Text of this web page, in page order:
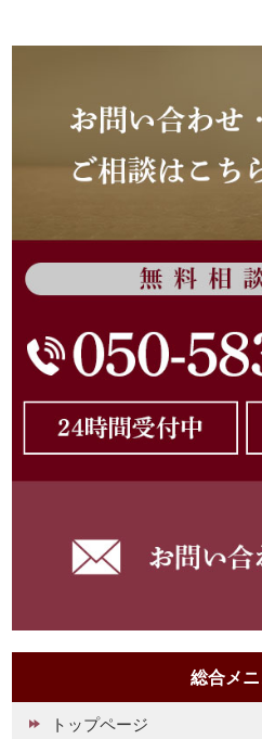
総合メ
トップページ